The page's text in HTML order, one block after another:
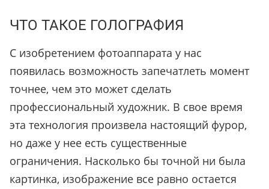
ЧТО ТАКОЕ ГОЛОГРАФИЯ
С изобретением фотоаппарата у нас
появилась возможность запечатлеть момент
точнее, чем это может сделать
профессиональный художник. В свое время
эта технология произвела настоящий фурор,
но даже у нее есть существенные
ограничения. Насколько бы точной ни была
картинка, изображение все равно остается